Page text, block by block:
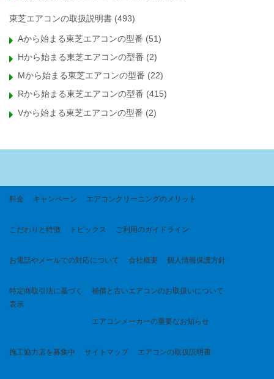
東芝エアコンの取扱説明書 (493)
Aから始まる東芝エアコンの型番 (51)
Hから始まる東芝エアコンの型番 (2)
Mから始まる東芝エアコンの型番 (22)
Rから始まる東芝エアコンの型番 (415)
Vから始まる東芝エアコンの型番 (2)
料金 キャンペーン エアコンクリーニングのメリット
こだわりと特徴 トピックス ご利用のガイドライン
お電話やメールでの対応について 会社概要 個人情報保護方針
特定商取引法に基づく
表示
補償と古いエアコンのお取扱いについて
エアコンメーカーの重要なお知らせ
施工協力店を募集中 サイトマップ エアコンの取扱説明書